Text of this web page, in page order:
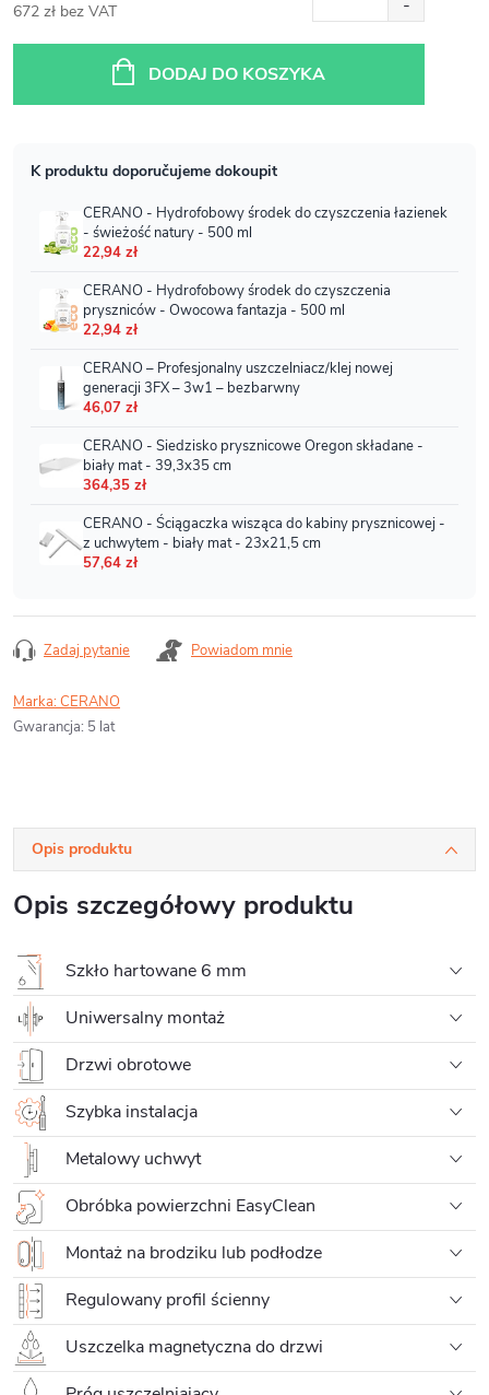
672 zł bez VAT
DODAJ DO KOSZYKA
Zadaj pytanie Powiadom mnie
Marka:CERANO
Gwarancja: 5 lat
Opis produktu
Opis szczegółowy produktu
Szkło hartowane 6 mm
Uniwersalny montaż
Drzwi obrotowe
Szybka instalacja
Metalowy uchwyt
Obróbka powierzchni EasyClean
Montaż na brodziku lub podłodze
Regulowany profil ścienny
Uszczelka magnetyczna do drzwi